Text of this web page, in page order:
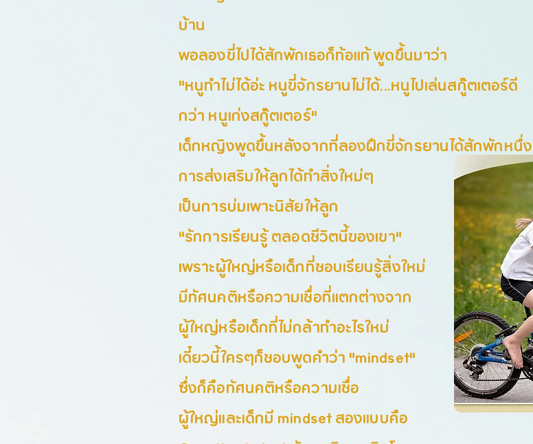
บ้าน
พอลองขี่ไปได้สักพักเธอก็ท้อแท้ พูดขึ้นมาว่า
"หนูทำไม่ได้อ่ะ หนูขี่จักรยานไม่ได้...หนูไปเล่นสกู๊ตเตอร์ดี
กว่า หนูเก่งสกู๊ตเตอร์"
เด็กหญิงพูดขึ้นหลังจากที่ลองฝึกขี่จักรยานได้สักพักหนึ่ง
การส่งเสริมให้ลูกได้ทำสิ่งใหม่ๆ
เป็นการบ่มเพาะนิสัยให้ลูก
"รักการเรียนรู้ ตลอดชีวิตนี้ของเขา"
เพราะผู้ใหญ่หรือเด็กที่ชอบเรียนรู้สิ่งใหม่
มีทัศนคติหรือความเชื่อที่แตกต่างจาก
ผู้ใหญ่หรือเด็กที่ไม่กล้าทำอะไรใหม่
เดี๋ยวนี้ใครๆก็ชอบพูดคำว่า "mindset"
ซึ่งก็คือทัศนคติหรือความเชื่อ
ผู้ใหญ่และเด็กมี mindset สองแบบคือ